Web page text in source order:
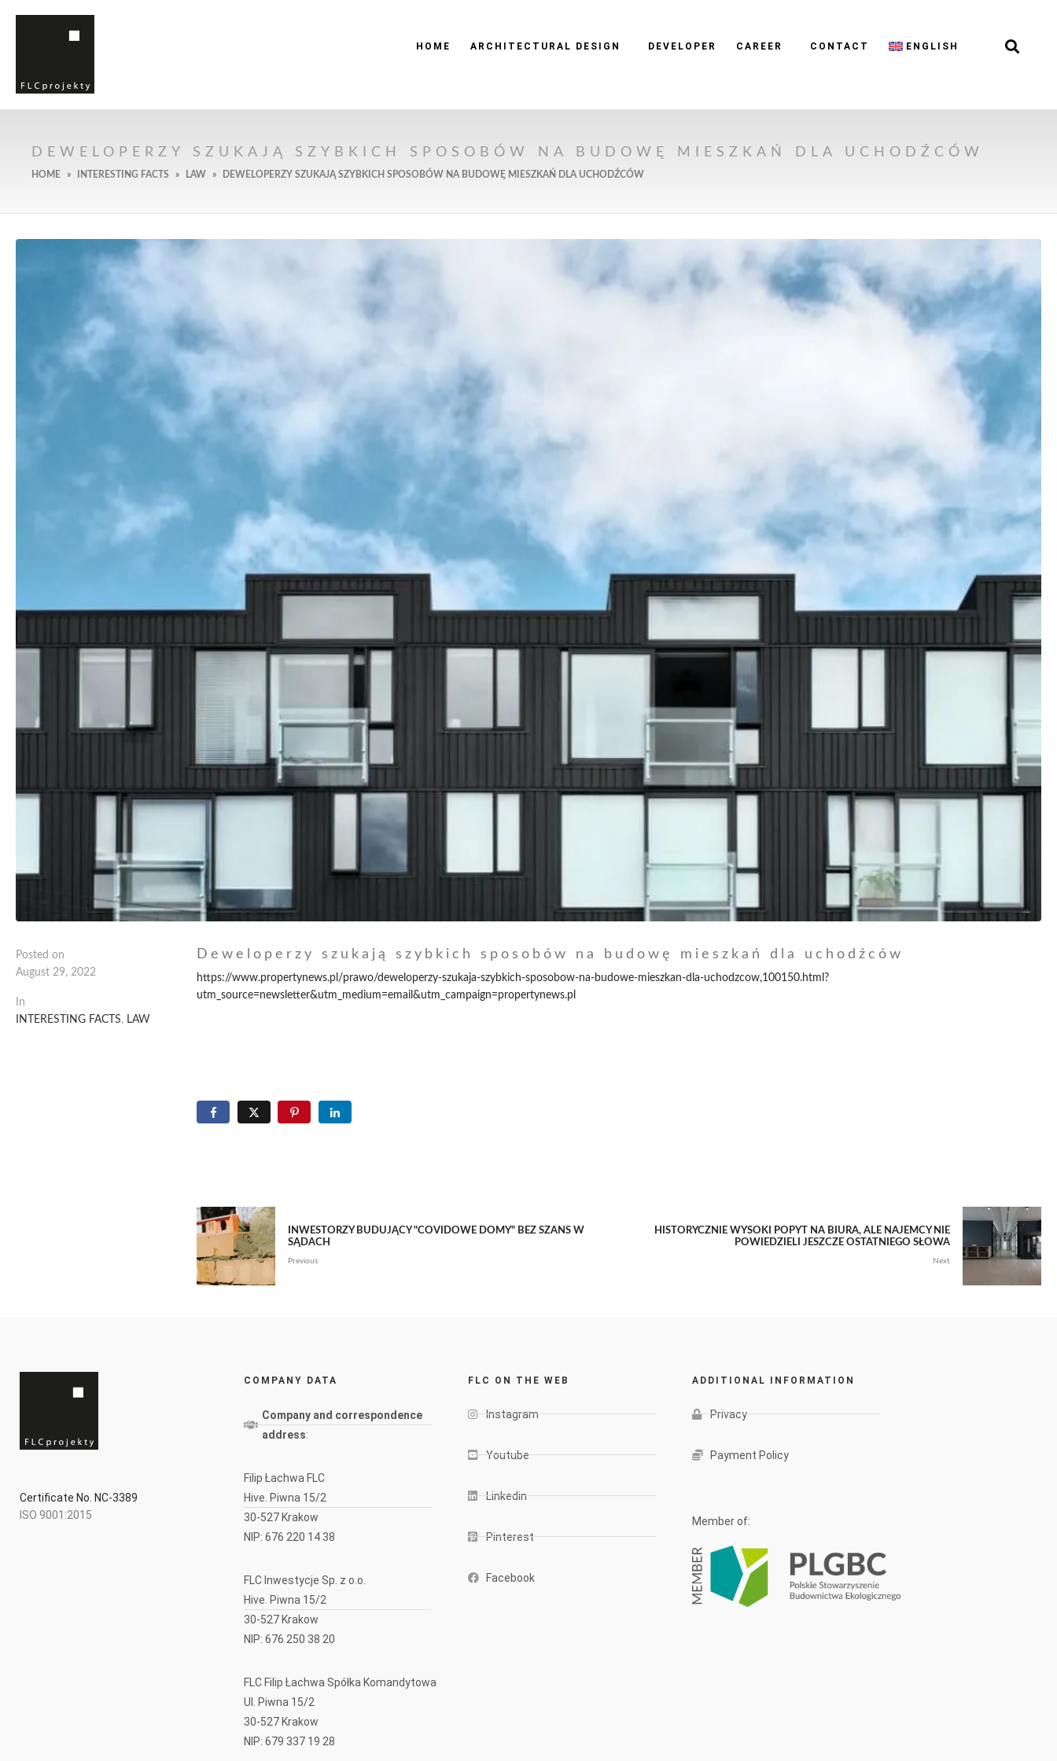
HOME ARCHITECTURAL DESIGN DEVELOPER CAREER CONTACT ENGLISH
DEWELOPERZY SZUKAJĄ SZYBKICH SPOSOBÓW NA BUDOWĘ MIESZKAŃ DLA UCHODŹCÓW
HOME INTERESTING FACTS LAW DEWELOPERZY SZUKAJĄ SZYBKICH SPOSOBÓW NA BUDOWĘ MIESZKAŃ DLA UCHODŹCÓW
Posted on
August 29, 2022
In
INTERESTING FACTS, LAW
Deweloperzy szukają szybkich sposobów na budowę mieszkań dla uchodźców
https://www.propertynews.pl/prawo/deweloperzy-szukaja-szybkich-sposobow-na-budowe-mieszkan-dla-uchodzcow,100150.html?
utm_source=newsletter&utm_medium=email&utm_campaign=propertynews.pl
INWESTORZY BUDUJĄCY "COVIDOWE DOMY" BEZ SZANS W
SĄDACH
Previous
HISTORYCZNIE WYSOKI POPYT NA BIURA, ALE NAJEMCY NIE
POWIEDZIELI JESZCZE OSTATNIEGO SŁOWA
Next
Certificate No. NC-3389
ISO 9001:2015
COMPANY DATA
Company and correspondence
address:
Filip Łachwa FLC
Hive. Piwna 15/2
30-527 Krakow
NIP: 676 220 14 38
FLC Inwestycje Sp. z o.o.
Hive. Piwna 15/2
30-527 Krakow
NIP: 676 250 38 20
FLC Filip Łachwa Spółka Komandytowa
Ul. Piwna 15/2
30-527 Krakow
NIP: 679 337 19 28
FLC ON THE WEB
Instagram
Youtube
Linkedin
Pinterest
Facebook
ADDITIONAL INFORMATION
Privacy
Payment Policy
Member of: